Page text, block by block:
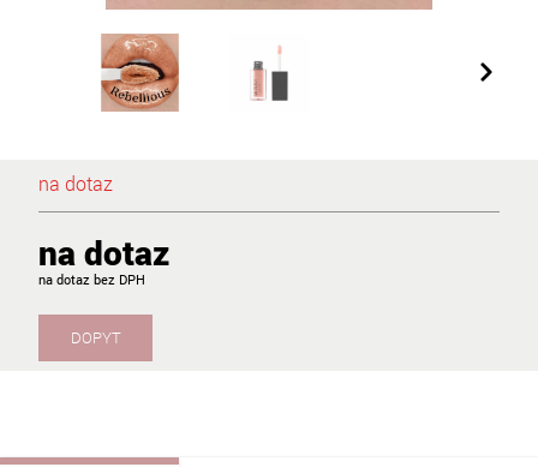
na dotaz
na dotaz
na dotaz
DOPYT